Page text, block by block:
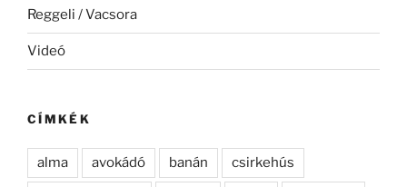
Reggeli / Vacsora
Videó
CÍMKÉK
alma avokádó banán csirkehús